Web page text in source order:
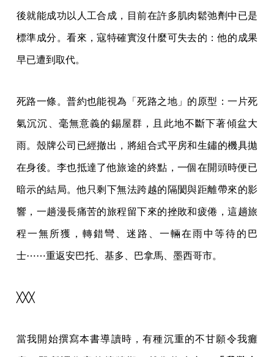
後就能成功以人工合成，目前在許多肌肉鬆弛劑中已是
標準成分。看來，寇特確實沒什麼可失去的：他的成果
早已遭到取代。
死路一條。普約也能視為「死路之地」的原型：一片死
氣沉沉、毫無意義的錫屋群，且此地不斷下著傾盆大
雨。殼牌公司已經撤出，將組合式平房和生鏽的機具拋
在身後。李也抵達了他旅途的終點，一個在開頭時便已
暗示的結局。他只剩下無法跨越的隔閡與距離帶來的影
響，一趟漫長痛苦的旅程留下來的挫敗和疲倦，這趟旅
程一無所獲，轉錯彎、迷路、一輛在雨中等待的巴
士⋯⋯重返安巴托、基多、巴拿馬、墨西哥市。
╳╳╳
當我開始撰寫本書導讀時，有種沉重的不甘願令我癱